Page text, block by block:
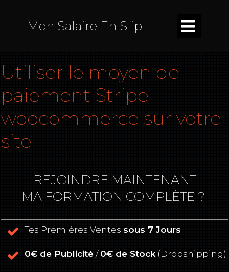
Mon Salaire En Slip 
Utiliser le moyen de
paiement Stripe
woocommerce sur votre
site
REJOINDRE MAINTENANT
MA FORMATION COMPLÈTE ?
Tes Premières Ventes sous 7 Jours
0€ de Publicité / 0€ de Stock(Dropshipping)